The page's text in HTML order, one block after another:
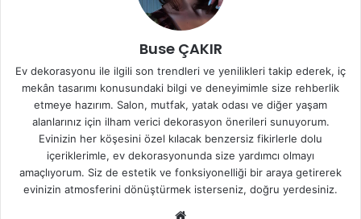
Buse ÇAKIR
Ev dekorasyonu ile ilgili son trendleri ve yenilikleri takip ederek, iç
mekân tasarımı konusundaki bilgi ve deneyimimle size rehberlik
etmeye hazırım. Salon, mutfak, yatak odası ve diğer yaşam
alanlarınız için ilham verici dekorasyon önerileri sunuyorum.
Evinizin her köşesini özel kılacak benzersiz fikirlerle dolu
içeriklerimle, ev dekorasyonunda size yardımcı olmayı
amaçlıyorum. Siz de estetik ve fonksiyonelliği bir araya getirerek
evinizin atmosferini dönüştürmek isterseniz, doğru yerdesiniz.